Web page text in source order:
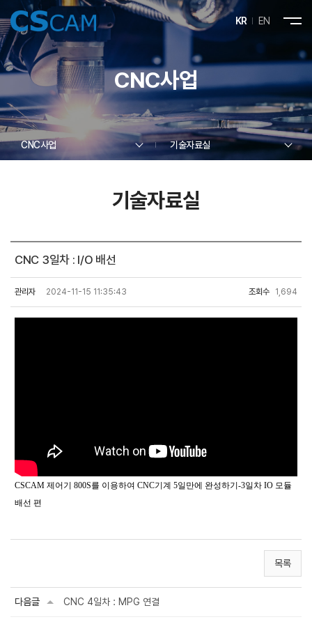
KR EN
CNC사업
CNC사업 기술자료실
기술자료실
CNC 3일차 : I/O 배선
관리자 2024-11-15 11:35:43 조회수 1,694
CSCAM 제어기 800S를 이용하여 CNC기계 5일만에 완성하기-3일차 IO 모듈
배선 편
목록
다음글 CNC 4일차 : MPG 연결